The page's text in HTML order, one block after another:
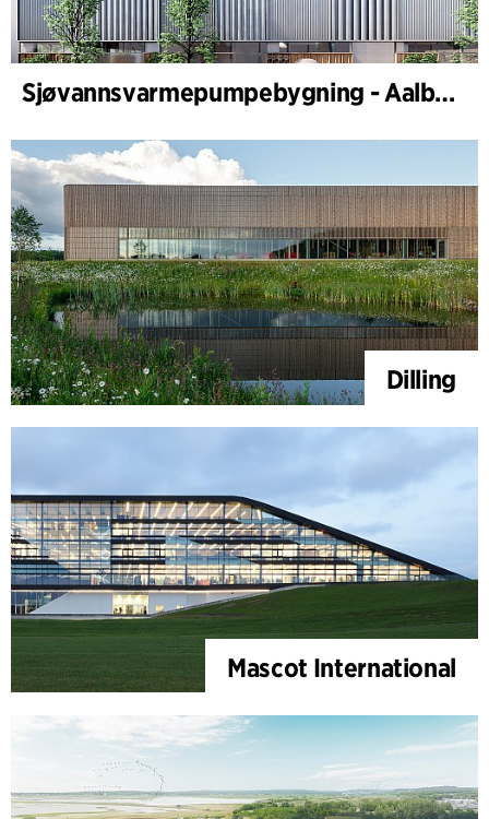
Sjøvannsvarmepumpebygning - Aalborg Forsyning
Dilling
Mascot International